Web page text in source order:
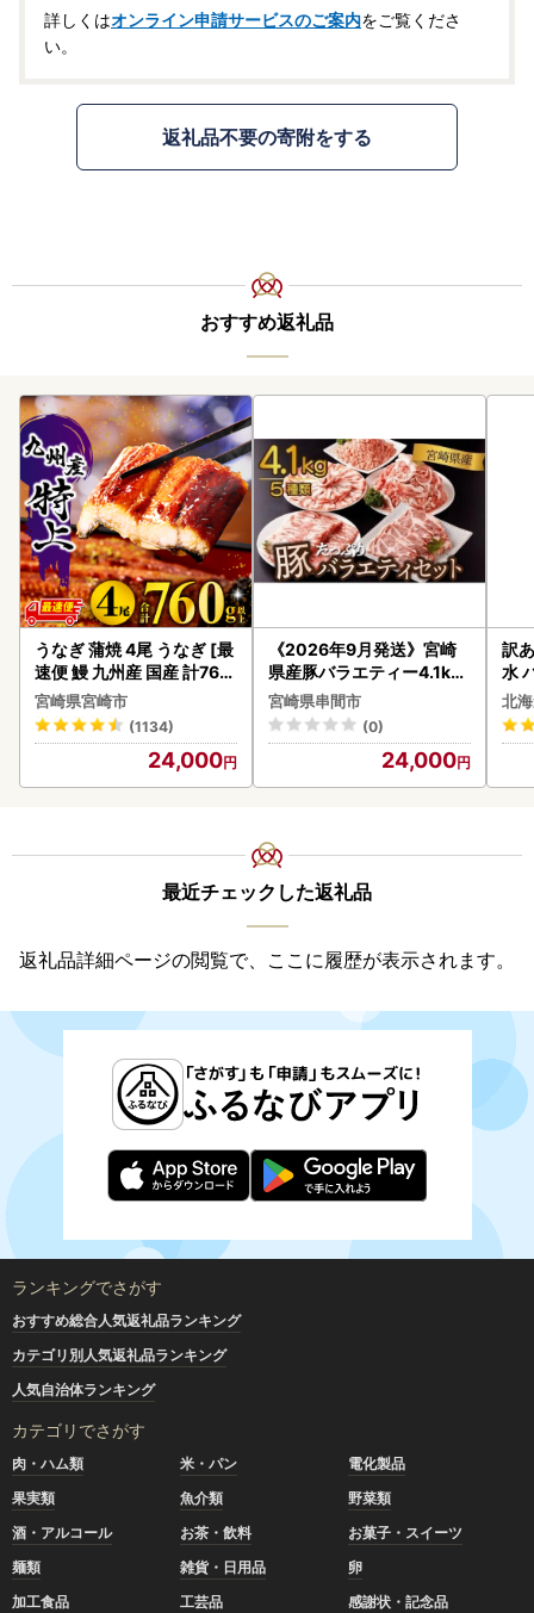
詳しくはオンライン申請サービスのご案内をご覧くださ
い。
返礼品不要の寄附をする
おすすめ返礼品
うなぎ 蒲焼 4尾 うなぎ [最
速便 鰻 九州産 国産 計760
g以上]
宮崎県宮崎市
(1134)
24,000
《2026年9月発送》宮崎
県産豚バラエティー4.1kg
セット_K033-057-2609
宮崎県串間市
(0)
24,000
訳
水
ク
付
海
取
北
最近チェックした返礼品
返礼品詳細ページの閲覧で、ここに履歴が表示されます。
ランキングでさがす
おすすめ総合人気返礼品ランキング
カテゴリ別人気返礼品ランキング
人気自治体ランキング
カテゴリでさがす
肉・ハム類 米・パン
電化製品
果実類
魚介類
野菜類
酒・アルコール
お茶・飲料
お菓子・スイーツ
麺類
雑貨・日用品
卵
加工食品
工芸品
感謝状・記念品